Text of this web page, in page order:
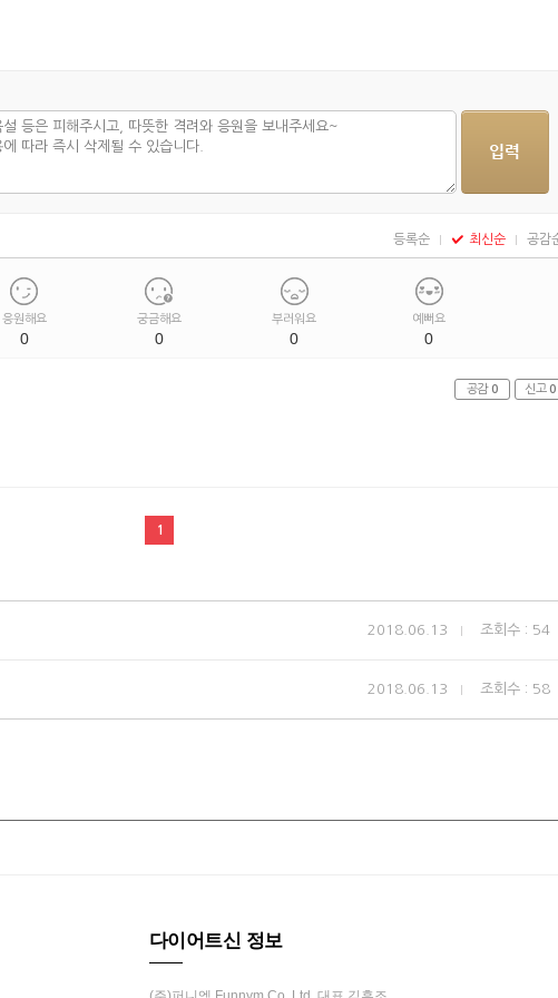
등록순 최신순 공감
응원해요
0
궁금해요
0
부러워요
0
예뻐요
0
공감 0 신고 0
1
2018.06.13 조회수 : 54
2018.06.13 조회수 : 58
다이어트신 정보